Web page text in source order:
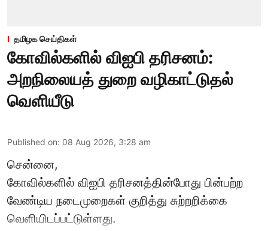
தமிழக செய்திகள்
கோவில்களில் விஐபி தரிசனம்:
அறநிலையத் துறை வழிகாட்டுதல்
வெளியீடு
Published on: 08 Aug 2026, 3:28 am
சென்னை,
கோவில்களில் விஐபி தரிசனத்தின்போது பின்பற்ற
வேண்டிய நடைமுறைகள் குறித்து சுற்றறிக்கை
வெளியிடப்பட்டுள்ளது.